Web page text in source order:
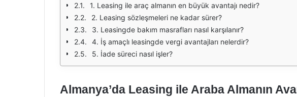
1. Leasing ile araç almanın en büyük avantajı nedir?
2. Leasing sözleşmeleri ne kadar sürer?
3. Leasingde bakım masrafları nasıl karşılanır?
4. İş amaçlı leasingde vergi avantajları nelerdir?
5. İade süreci nasıl işler?
Almanya’da Leasing ile Araba Almanın